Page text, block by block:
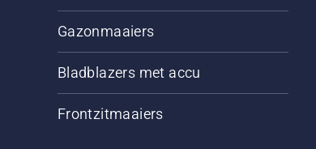
Gazonmaaiers
Bladblazers met accu
Frontzitmaaiers